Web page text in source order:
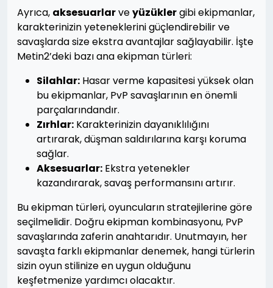
Ayrıca, aksesuarlarveyüzüklergibi ekipmanlar,
karakterinizin yeteneklerini güçlendirebilir ve
savaşlarda size ekstra avantajlar sağlayabilir. İşte
Metin2’deki bazı ana ekipman türleri:
Silahlar: Hasar verme kapasitesi yüksek olan
bu ekipmanlar, PvP savaşlarının en önemli
parçalarındandır.
Zırhlar: Karakterinizin dayanıklılığını
artırarak, düşman saldırılarına karşı koruma
sağlar.
Aksesuarlar: Ekstra yetenekler
kazandırarak, savaş performansını artırır.
Bu ekipman türleri, oyuncuların stratejilerine göre
seçilmelidir. Doğru ekipman kombinasyonu, PvP
savaşlarında zaferin anahtarıdır. Unutmayın, her
savaşta farklı ekipmanlar denemek, hangi türlerin
sizin oyun stilinize en uygun olduğunu
keşfetmenize yardımcı olacaktır.